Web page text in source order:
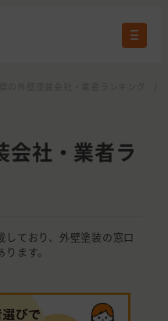
会社・業者ラ
ており、外壁塗装の窓口
ます。